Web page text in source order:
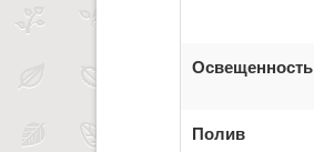
Освещенность
Полив